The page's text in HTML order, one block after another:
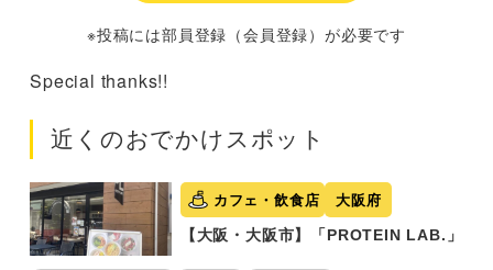
※投稿には部員登録（会員登録）が必要です
Special thanks!!
近くのおでかけスポット
カフェ・飲食店 大阪府
【大阪・大阪市】「PROTEIN LAB.」